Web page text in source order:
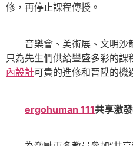
修，再停止課程傳授。
音樂會、美術展、文明沙
只為先生們供給豐盛多彩的
內設計可貴的進修和晉陞的機
ergohuman 111共享激